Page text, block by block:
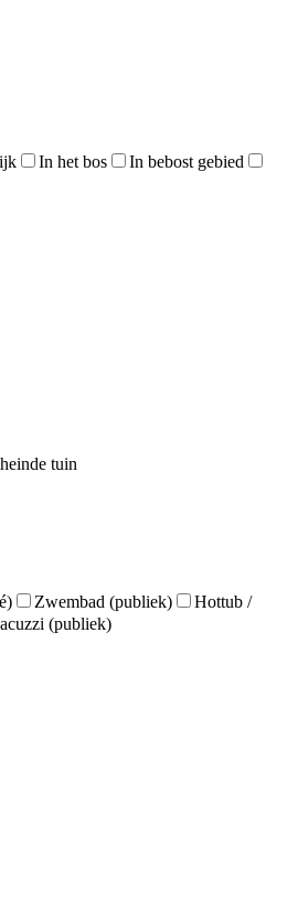
In het bos
In bebost gebied
tuin
Zwembad (publiek)
Hottub /
(publiek)